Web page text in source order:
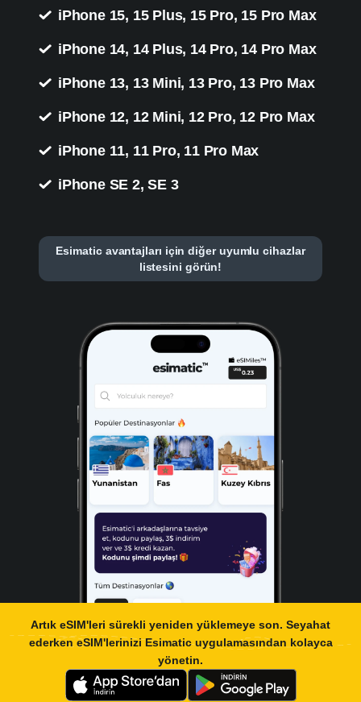
iPhone 15, 15 Plus, 15 Pro, 15 Pro Max
iPhone 14, 14 Plus, 14 Pro, 14 Pro Max
iPhone 13, 13 Mini, 13 Pro, 13 Pro Max
iPhone 12, 12 Mini, 12 Pro, 12 Pro Max
iPhone 11, 11 Pro, 11 Pro Max
iPhone SE 2, SE 3
Esimatic avantajları için diğer uyumlu cihazlar
listesini görün!
Artık eSIM'leri sürekli yeniden yüklemeye son. Seyahat
ederken eSIM'leriniziEsimatic uygulamasından kolayca
yönetin.